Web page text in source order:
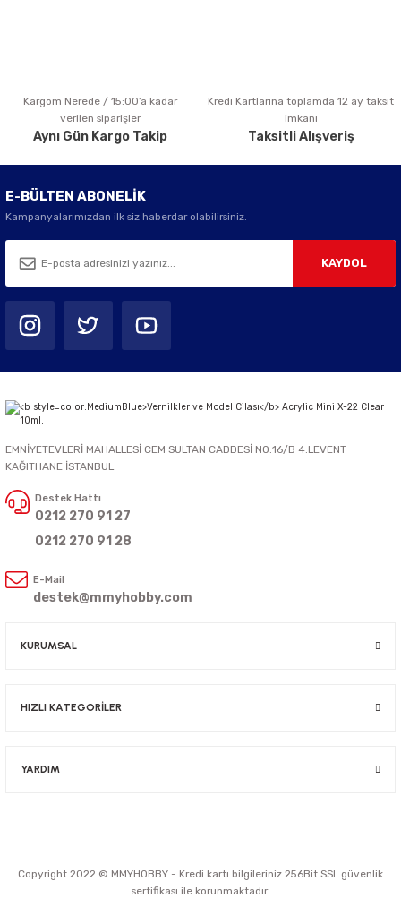
Gönder
Kargom Nerede / 15:00’a kadar
verilen siparişler
Aynı Gün Kargo Takip
Kredi Kartlarına toplamda 12 ay taksit
imkanı
Taksitli Alışveriş
E-BÜLTEN ABONELİK
Kampanyalarımızdan ilk siz haberdar olabilirsiniz.
KAYDOL
EMNİYETEVLERİ MAHALLESİ CEM SULTAN CADDESİ NO:16/B 4.LEVENT
KAĞITHANE İSTANBUL
Destek Hattı
0212 270 91 27
0212 270 91 28
E-Mail
destek@mmyhobby.com
KURUMSAL
HIZLI KATEGORİLER
YARDIM
Copyright 2022 © MMYHOBBY - Kredi kartı bilgileriniz 256Bit SSL güvenlik
sertifikası ile korunmaktadır.